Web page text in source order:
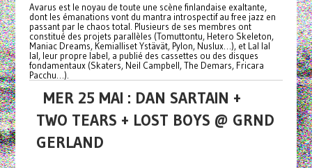
Avarus est le noyau de toute une scène finlandaise exaltante,
dont les émanations vont du mantra introspectif au free jazz en
passant par le chaos total. Plusieurs de ses membres ont
constitué des projets parallèles (Tomuttontu, Hetero Skeleton,
Maniac Dreams, Kemialliset Ystävät, Pylon, Nuslux…), et Lal lal
lal, leur propre label, a publié des cassettes ou des disques
fondamentaux (Skaters, Neil Campbell, The Demars, Fricara
Pacchu…).
MER 25 MAI : DAN SARTAIN +
TWO TEARS + LOST BOYS @ GRND
GERLAND